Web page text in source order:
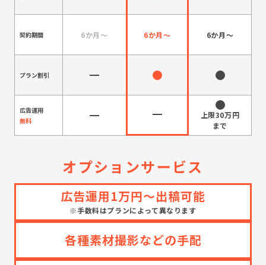
契約期間 6か月～ 6か月～ 6か月～
プラン割引
広告運用
無料
オプションサービス
広告運用1万円～出稿可能
※手数料はプランによって異なります
各種素材撮影などの手配